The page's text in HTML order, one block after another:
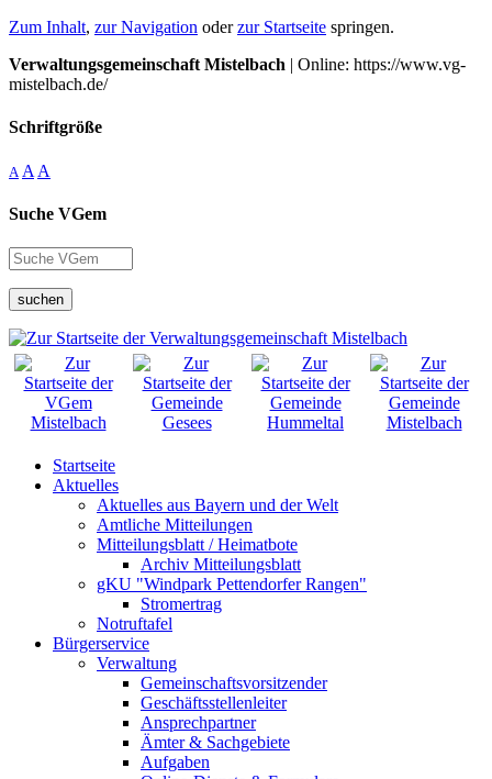
Zum Inhalt, zur Navigation oderzur Startseite springen.
Verwaltungsgemeinschaft Mistelbach | Online: https://www.vg-
mistelbach.de/
Schriftgröße
A A A
Suche VGem
suchen
Startseite
Aktuelles
Aktuelles aus Bayern und der Welt
Amtliche Mitteilungen
Mitteilungsblatt / Heimatbote
Archiv Mitteilungsblatt
gKU "Windpark Pettendorfer Rangen"
Stromertrag
Notruftafel
Bürgerservice
Verwaltung
Gemeinschaftsvorsitzender
Geschäftsstellenleiter
Ansprechpartner
Ämter & Sachgebiete
Aufgaben